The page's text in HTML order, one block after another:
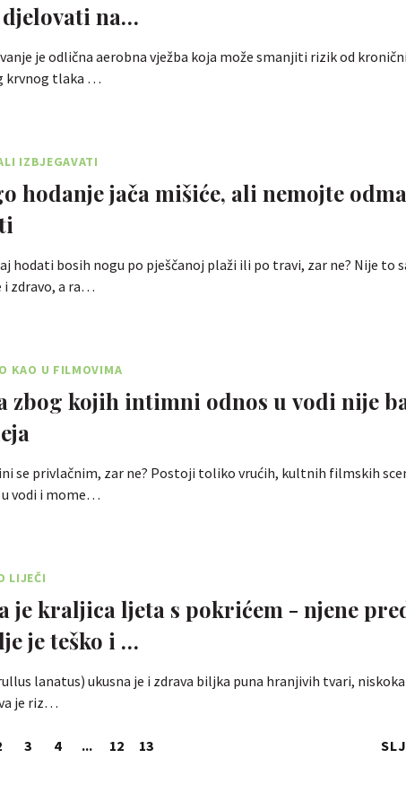
na…
je odlična aerobna vježba koja može smanjiti rizik od
krvnog tlaka …
IZBJEGAVATI
hodanje jača mišiće, ali nemojte
hodati bosih nogu po pješčanoj plaži ili po travi, zar ne? Nije to
i zdravo, a ra…
KAO U FILMOVIMA
zbog kojih intimni odnos u vodi nije
se privlačnim, zar ne? Postoji toliko vrućih, kultnih filmskih
u vodi i mome…
LIJEČI
je kraljica ljeta s pokrićem - njene
je teško i …
lanatus) ukusna je i zdrava biljka puna hranjivih tvari,
je riz…
3 4 ... 12 13